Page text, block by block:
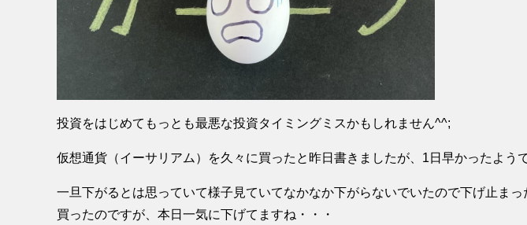
投資をはじめてもっとも最悪な投資タイミングミスかもしれません^^;
仮想通貨（イーサリアム）を久々に買ったと昨日書きましたが、1日早かったよう
一旦下がるとは思っていて様子見ていてなかなか下がらないでいたので下げ止まっ
買ったのですが、本日一気に下げてますね・・・